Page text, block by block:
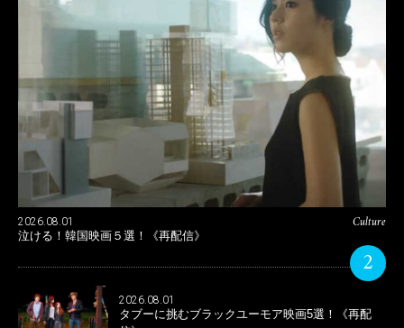
Culture
2026.08.01
泣ける！韓国映画５選！《再配信》
2
2026.08.01
タブーに挑むブラックユーモア映画5選！《再配